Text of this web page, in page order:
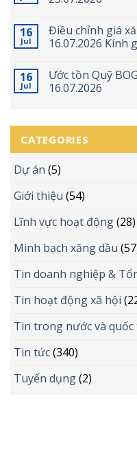
16
Jul
Điều chỉnh giá
16.07.2026 Kính
16
Jul
Ước tồn Quỹ
16.07.2026
CATEGORIES
Dự án (5)
Giới thiệu (54)
Lĩnh vực hoạt động(28)
Minh bạch xăng dầu
Tin doanh nghiệp &
Tin hoạt động xã hội
Tin trong nước và quốc
Tin tức(340)
Tuyển dụng(2)